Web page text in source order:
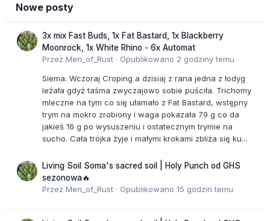
Nowe posty
3x mix Fast Buds, 1x Fat Bastard, 1x Blackberry
Moonrock, 1x White Rhino - 6x Automat
Przez Men_of_Rust · Opublikowano 2 godziny temu
Siema. Wczoraj Croping a dzisiaj z rana jedna z łodyg
leżała gdyż taśma zwyczajowo sobie puściła. Trichomy
mleczne na tym co się ułamało z Fat Bastard, wstępny
trym na mokro zrobiony i waga pokazała 79 g co da
jakieś 16 g po wysuszeniu i ostatecznym trymie na
sucho. Cała trójka żyje i małymi krokami zbliża się ku...
Living Soil Soma's sacred soil | Holy Punch od GHS
sezonowa🔥
Przez Men_of_Rust · Opublikowano 15 godzin temu